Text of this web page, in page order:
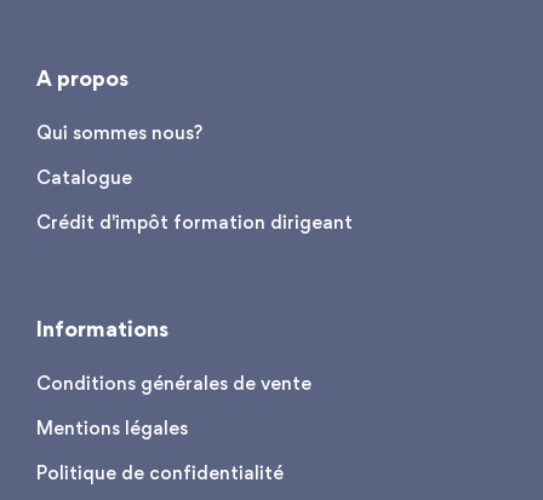
A propos
Qui sommes nous?
Catalogue
Crédit d'impôt formation dirigeant
Informations
Conditions générales de vente
Mentions légales
Politique de confidentialité